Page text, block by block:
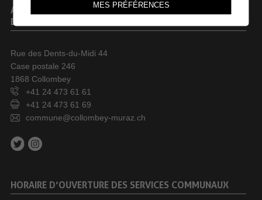
ADMINISTRATION COMMUNALE
DE COLLOMBEY-MURAZ
Rue des Dents-du-Midi 44
Case postale 246
1868 Collombey
+41 24 473 61 61
+41 24 473 61 69
commune@collombey-muraz.ch
HORAIRE D’OUVERTURE DES SERVICES COMMUNAUX
MES PRÉFÉRENCES